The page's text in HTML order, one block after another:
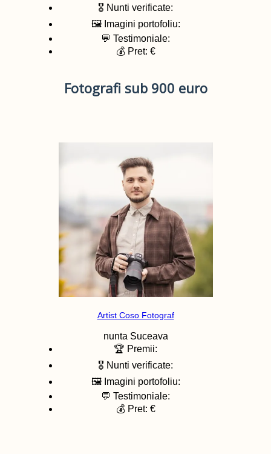
🎖️ Nunti verificate:
🖼️ Imagini portofoliu:
💬 Testimoniale:
💰 Pret: €
Fotografi sub 900 euro
Artist Coso Fotograf
nunta Suceava
🏆 Premii:
🎖️ Nunti verificate:
🖼️ Imagini portofoliu:
💬 Testimoniale:
💰 Pret: €